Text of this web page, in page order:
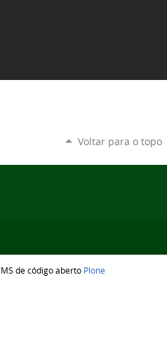
Voltar para o topo
de código aberto Plone